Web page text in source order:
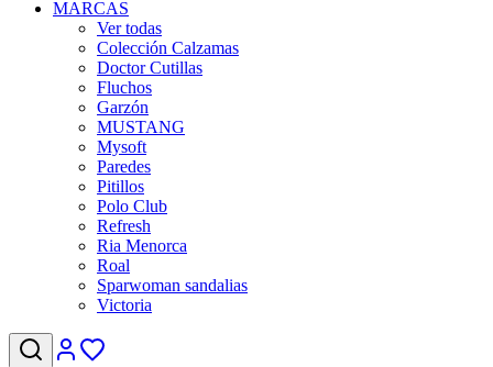
MARCAS
Ver todas
Colección Calzamas
Doctor Cutillas
Fluchos
Garzón
MUSTANG
Mysoft
Paredes
Pitillos
Polo Club
Refresh
Ria Menorca
Roal
Sparwoman sandalias
Victoria